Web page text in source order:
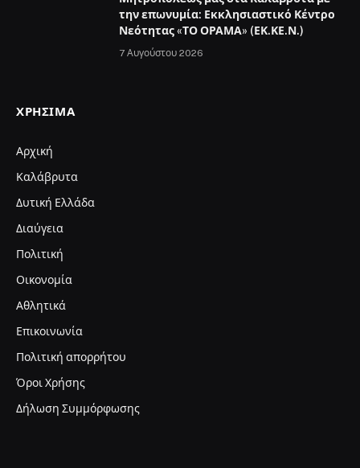
την επωνυμία: Εκκλησιαστικό Κέντρο
Νεότητας «ΤΟ ΟΡΑΜΑ» (ΕΚ.ΚΕ.Ν.)
7 Αυγούστου 2026
ΧΡΉΣΙΜΑ
Αρχική
Καλάβρυτα
Δυτική Ελλάδα
Διαύγεια
Πολιτική
Οικονομία
Αθλητικά
Επικοινωνία
Πολιτική απορρήτου
Όροι Χρήσης
Δήλωση Συμμόρφωσης